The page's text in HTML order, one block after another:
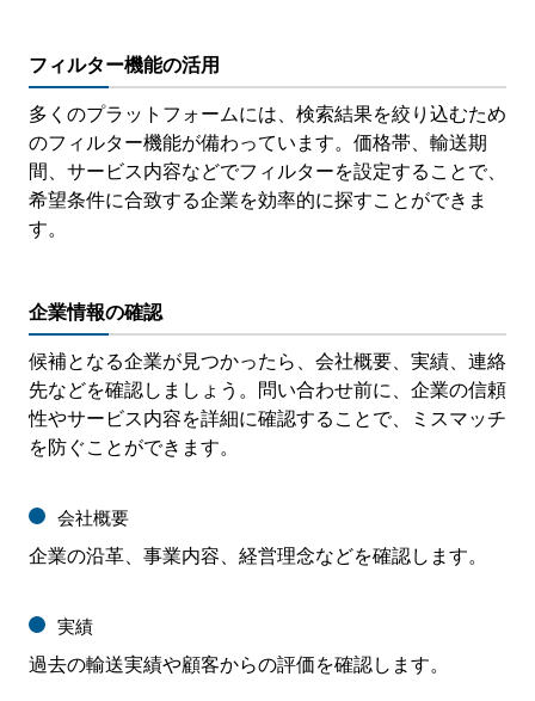
フィルター機能の活用
多くのプラットフォームには、検索結果を絞り込むため
のフィルター機能が備わっています。価格帯、輸送期
間、サービス内容などでフィルターを設定することで、
希望条件に合致する企業を効率的に探すことができま
す。
企業情報の確認
候補となる企業が見つかったら、会社概要、実績、連絡
先などを確認しましょう。問い合わせ前に、企業の信頼
性やサービス内容を詳細に確認することで、ミスマッチ
を防ぐことができます。
会社概要
企業の沿革、事業内容、経営理念などを確認します。
実績
過去の輸送実績や顧客からの評価を確認します。